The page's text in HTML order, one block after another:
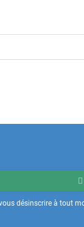
désinscrire à tout